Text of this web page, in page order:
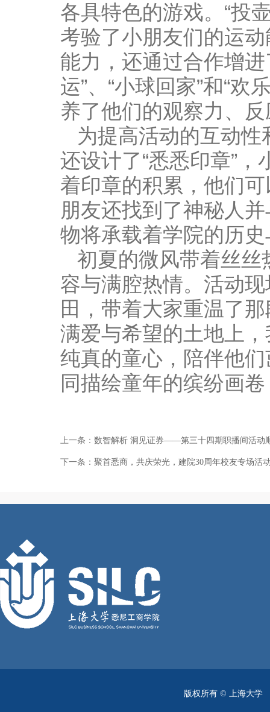
各具特色的游戏。 “投
考验了小朋友们的运
能力，还通过合作增
运”、“小球回家”和“欢
养了他们的观察力、
为提高活动的互动性
还设计了“悉悉印章”
着印章的积累，他们
朋友还找到了神秘人
物将承载着学院的历
初夏的微风带着丝
容与满腔热情。活动
田，带着大家重温了
满爱与希望的土地上
纯真的童心，陪伴他
同描绘童年的缤纷画卷
上一条： 数智解析 洞见证券——第三十四期职播间活动
下一条： 聚首悉商，共庆荣光，建院30周年校友专场活
版权所有 © 上海大学